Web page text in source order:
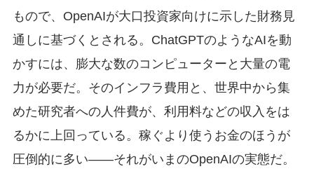
もので、OpenAIが大口投資家向けに示した財務見
通しに基づくとされる。ChatGPTのようなAIを動
かすには、膨大な数のコンピューターと大量の電
力が必要だ。そのインフラ費用と、世界中から集
めた研究者への人件費が、利用料などの収入をは
るかに上回っている。稼ぐより使うお金のほうが
圧倒的に多い——それがいまのOpenAIの実態だ。